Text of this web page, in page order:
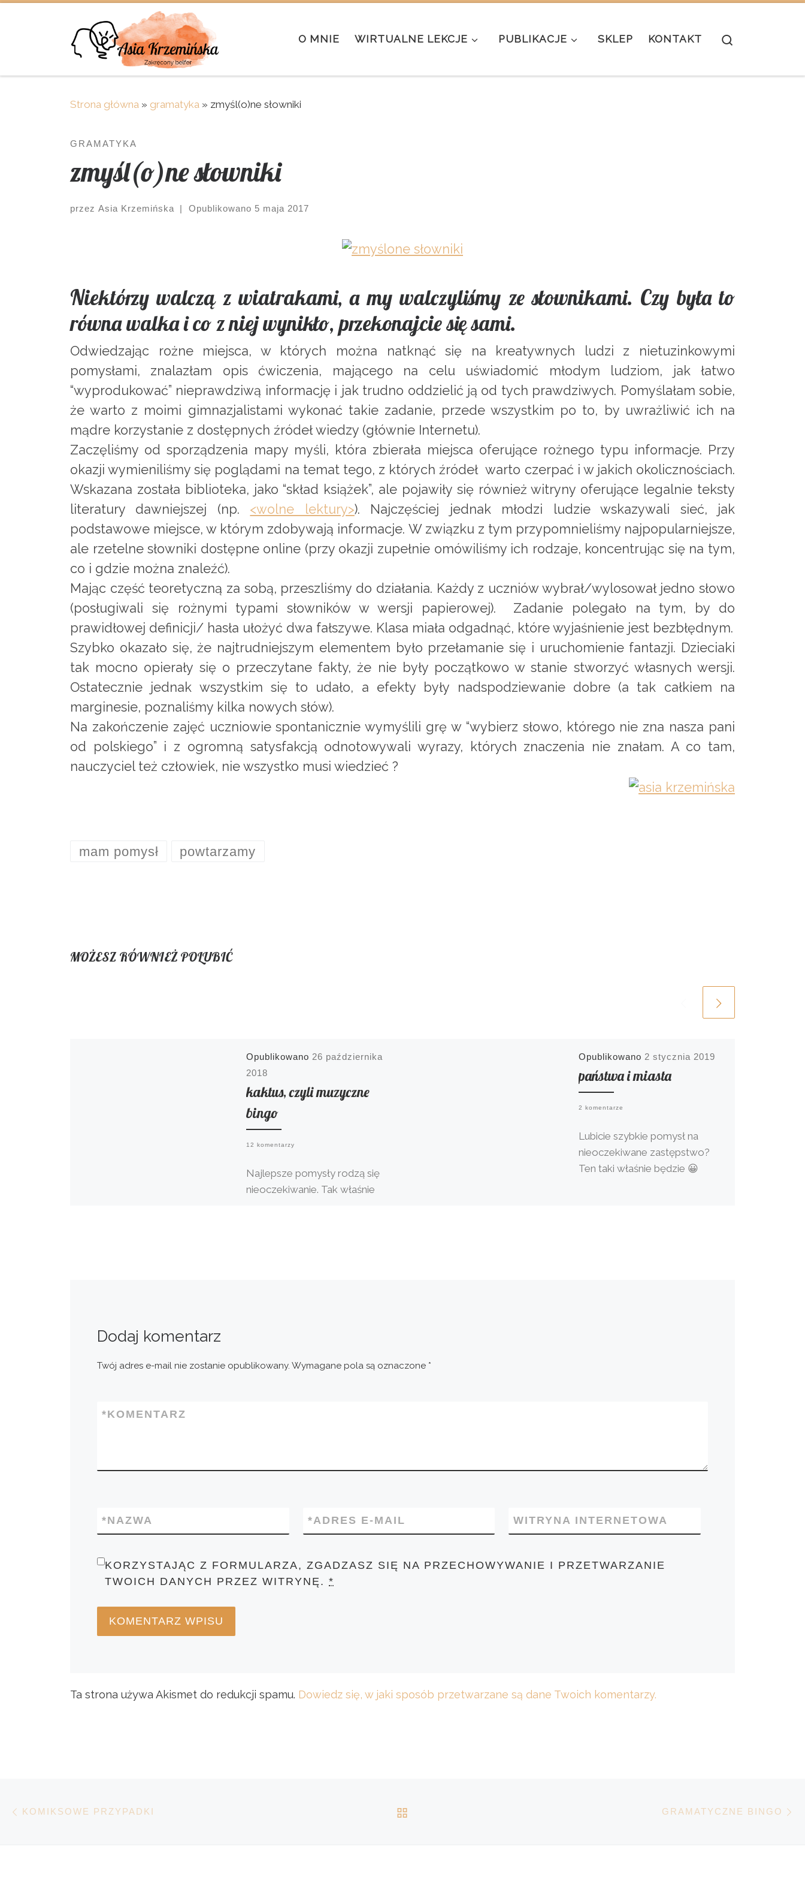
O MNIE WIRTUALNE LEKCJE PUBLIKACJE SKLEP KONTAKT
Strona główna » gramatyka » zmyśl(o)ne słowniki
GRAMATYKA
zmyśl(o)ne słowniki
przez Asia Krzemińska | Opublikowano 5 maja 2017
Niektórzy walczą z wiatrakami, a my walczyliśmy ze słownikami. Czy była to
równa walka i co z niej wynikło, przekonajcie się sami.
Odwiedzając rożne miejsca, w których można natknąć się na kreatywnych ludzi z nietuzinkowymi
pomysłami, znalazłam opis ćwiczenia, mającego na celu uświadomić młodym ludziom, jak łatwo
“wyprodukować” nieprawdziwą informację i jak trudno oddzielić ją od tych prawdziwych. Pomyślałam sobie,
że warto z moimi gimnazjalistami wykonać takie zadanie, przede wszystkim po to, by uwrażliwić ich na
mądre korzystanie z dostępnych źródeł wiedzy (głównie Internetu).
Zaczęliśmy od sporządzenia mapy myśli, która zbierała miejsca oferujące rożnego typu informacje. Przy
okazji wymieniliśmy się poglądami na temat tego, z których źródeł warto czerpać i w jakich okolicznościach.
Wskazana została biblioteka, jako “skład książek”, ale pojawiły się również witryny oferujące legalnie teksty
literatury dawniejszej (np. <wolne lektury>). Najczęściej jednak młodzi ludzie wskazywali sieć, jak
podstawowe miejsce, w którym zdobywają informacje. W związku z tym przypomnieliśmy najpopularniejsze,
ale rzetelne słowniki dostępne online (przy okazji zupełnie omówiliśmy ich rodzaje, koncentrując się na tym,
co i gdzie można znaleźć).
Mając część teoretyczną za sobą, przeszliśmy do działania. Każdy z uczniów wybrał/wylosował jedno słowo
(posługiwali się rożnymi typami słowników w wersji papierowej). Zadanie polegało na tym, by do
prawidłowej definicji/ hasła ułożyć dwa fałszywe. Klasa miała odgadnąć, które wyjaśnienie jest bezbłędnym.
Szybko okazało się, że najtrudniejszym elementem było przełamanie się i uruchomienie fantazji. Dzieciaki
tak mocno opierały się o przeczytane fakty, że nie były początkowo w stanie stworzyć własnych wersji.
Ostatecznie jednak wszystkim się to udało, a efekty były nadspodziewanie dobre (a tak całkiem na
marginesie, poznaliśmy kilka nowych słów).
Na zakończenie zajęć uczniowie spontanicznie wymyślili grę w “wybierz słowo, którego nie zna nasza pani
od polskiego” i z ogromną satysfakcją odnotowywali wyrazy, których znaczenia nie znałam. A co tam,
nauczyciel też człowiek, nie wszystko musi wiedzieć ?
mam pomysł powtarzamy
MOŻESZ RÓWNIEŻ POLUBIĆ
Opublikowano 26 października
2018
kaktus, czyli muzyczne
bingo
12 komentarzy
Najlepsze pomysły rodzą się
nieoczekiwanie. Tak właśnie
Opublikowano 2 stycznia 2019
państwa i miasta
2 komentarze
Lubicie szybkie pomysł na
nieoczekiwane zastępstwo?
Ten taki właśnie będzie 😀
Dodaj komentarz
Twój adres e-mail nie zostanie opublikowany. Wymagane pola są oznaczone *
KOMENTARZ
*
NAZWA
* ADRES E-MAIL
* WITRYNA INTERNETOWA
KORZYSTAJĄC Z FORMULARZA, ZGADZASZ SIĘ NA PRZECHOWYWANIE I PRZETWARZANIE
TWOICH DANYCH PRZEZ WITRYNĘ.*
Ta strona używa Akismet do redukcji spamu. Dowiedz się, w jaki sposób przetwarzane są dane Twoich komentarzy.
Nawigacja wpisu
KOMIKSOWE PRZYPADKI GRAMATYCZNE BINGO